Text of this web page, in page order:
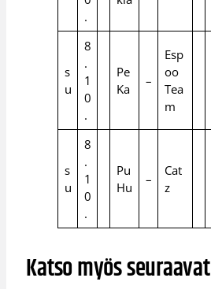
.
s
u
8
.
1
0
.
Pe
Ka
–
Esp
oo
Tea
m
s
u
8
.
1
0
.
Pu
Hu
–
Cat
z
Katso myös seuraavat